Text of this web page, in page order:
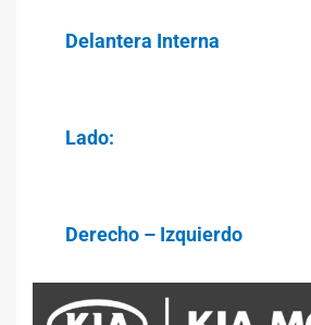
Delantera Interna
Lado:
Derecho – Izquierdo